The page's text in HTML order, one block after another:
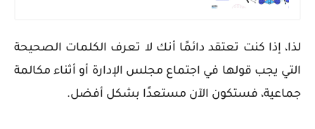
لذا، إذا كنت تعتقد دائمًا أنك لا تعرف الكلمات الصحيحة
التي يجب قولها في اجتماع مجلس الإدارة أو أثناء مكالمة
جماعية، فستكون الآن مستعدًا بشكل أفضل.